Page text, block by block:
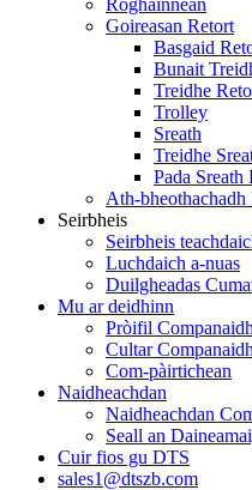
Roghainnean
Goireasan Retort
Basgaid
Bunait
Treidhe
Trolley
Sreath
Treidhe
Pada Sreath
Ath-
Seirbheis
Seirbheis
Luchdaich a-nuas
Duilgheadas
Mu ar deidhinn
Pròifil Companaidh
Cultar Companaidh
Com-pàirtichean
Naidheachdan
Naidheachdan
Seall an
Cuir fios gu DTS
sales1@dtszb.com